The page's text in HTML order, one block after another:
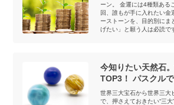
ーン。 金運には4種類ある
回、誰もが手に入れたい金
ーストーンを、目的別にま
げたい」と願う人は必読で
今知りたい天然石
TOP3！ パスクル
世界三大宝石から世界三大
で、押さえておきたい“三